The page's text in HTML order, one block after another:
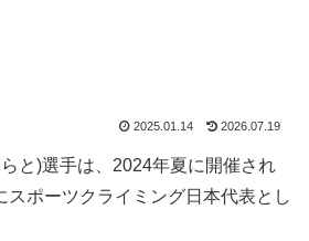
2025.01.14 2026.07.19
と)選手は、2024年夏に開催され
スポーツクライミング日本代表とし